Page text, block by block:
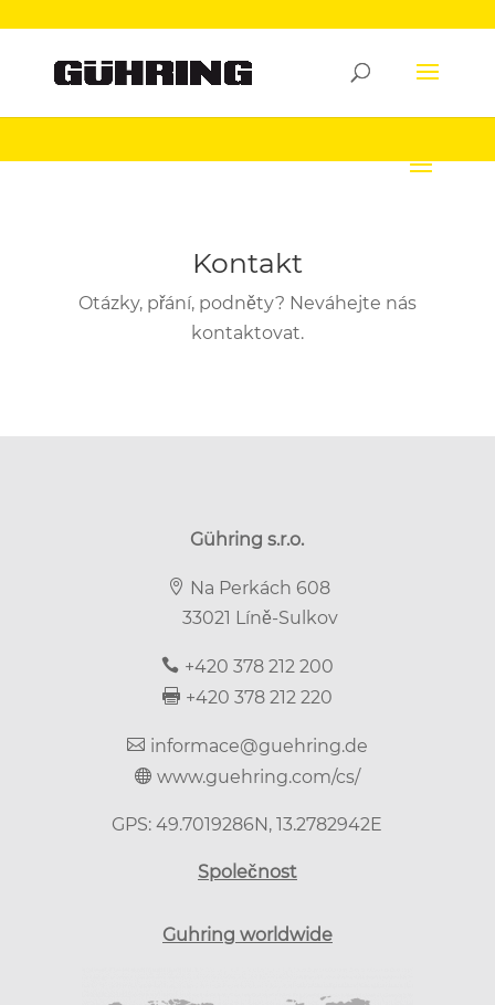
Kontakt
Otázky, přání, podněty? Neváhejte nás
kontaktovat.
Gühring s.r.o.
Na Perkách 608
33021 Líně-Sulkov
+420 378 212 200
+420 378 212 220
informace@guehring.de
www.guehring.com/cs/
GPS: 49.7019286N, 13.2782942E
Společnost
Guhring worldwide